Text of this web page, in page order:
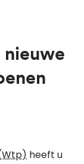
nieuwe
heeft u